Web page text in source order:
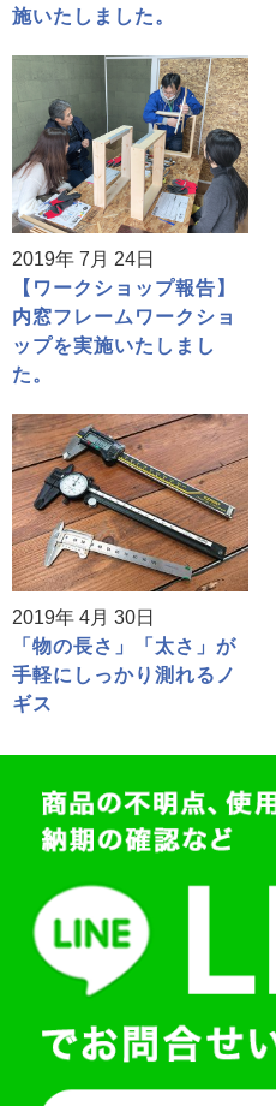
施いたしました。
2019年 7月 24日
【ワークショップ報告】
内窓フレームワークショ
ップを実施いたしまし
た。
2019年 4月 30日
「物の長さ」「太さ」が
手軽にしっかり測れるノ
ギス